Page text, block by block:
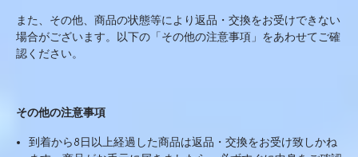
また、その他、商品の状態等により返品・交換をお受けできない
場合がございます。以下の「その他の注意事項」をあわせてご確
認ください。
その他の注意事項
到着から8日以上経過した商品は返品・交換をお受け致しかね